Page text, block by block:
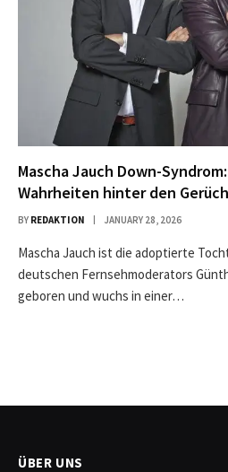
Mascha Jauch Down-
Wahrheiten hinter den
BY REDAKTION JANUARY 28, 2026
Mascha Jauch ist die adoptierte
deutschen Fernsehmoderators
geboren und wuchs in einer…
ÜBER UNS